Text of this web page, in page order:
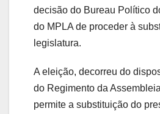
decisão do Bureau Político
do MPLA de proceder à
legislatura.
A eleição, decorreu do
do Regimento da
permite a substituição do